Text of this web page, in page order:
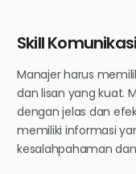
Skill Komunikasi
Manajer harus
dan lisan yang kuat.
dengan jelas dan
memiliki informasi
kesalahpahaman